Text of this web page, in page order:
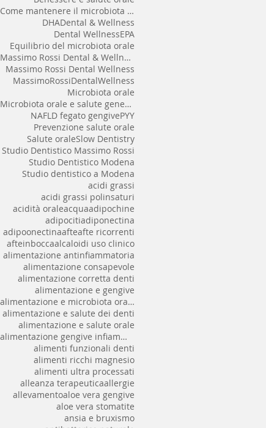
Come mantenere il microbiota orale sano
DHADental & Wellness
Dental WellnessEPA
Equilibrio del microbiota orale
Massimo Rossi Dental & Wellness
Massimo Rossi Dental Wellness
MassimoRossiDentalWellness
Microbiota orale
Microbiota orale e salute generale
NAFLD fegato gengivePYY
Prevenzione salute orale
Salute oraleSlow Dentistry
Studio Dentistico Massimo Rossi
Studio Dentistico Modena
Studio dentistico a Modena
acidi grassi
acidi grassi polinsaturi
acidità oraleacquaadipochine
adipocitiadiponectina
adipoonectinaafteafte ricorrenti
afteinboccaalcaloidi uso clinico
alimentazione antinfiammatoria
alimentazione consapevole
alimentazione corretta denti
alimentazione e gengive
alimentazione e microbiota orale
alimentazione e salute dei denti
alimentazione e salute orale
alimentazione gengive infiammate
alimenti funzionali denti
alimenti ricchi magnesio
alimenti ultra processati
alleanza terapeuticaallergie
allevamentoaloe vera gengive
aloe vera stomatite
ansia e bruxismo